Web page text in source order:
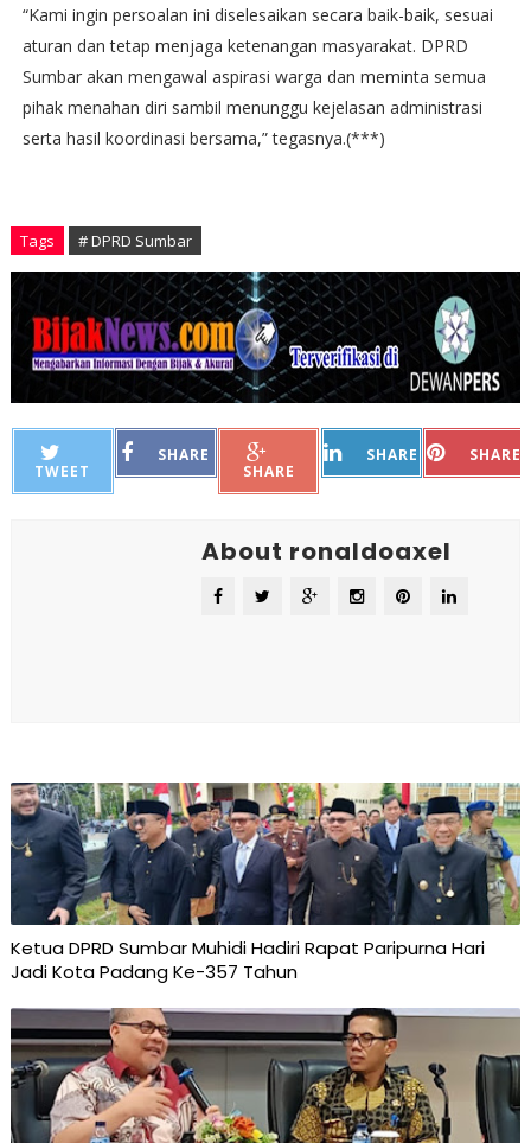
“Kami ingin persoalan ini diselesaikan secara baik-baik, sesuai
aturan dan tetap menjaga ketenangan masyarakat. DPRD
Sumbar akan mengawal aspirasi warga dan meminta semua
pihak menahan diri sambil menunggu kejelasan administrasi
serta hasil koordinasi bersama,” tegasnya.(***)
Tags # DPRD Sumbar
TWEET
SHARE
SHARE
SHARE SHARE
About ronaldoaxel
Ketua DPRD Sumbar Muhidi Hadiri Rapat Paripurna Hari
Jadi Kota Padang Ke-357 Tahun